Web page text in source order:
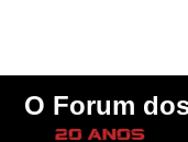
O Forum